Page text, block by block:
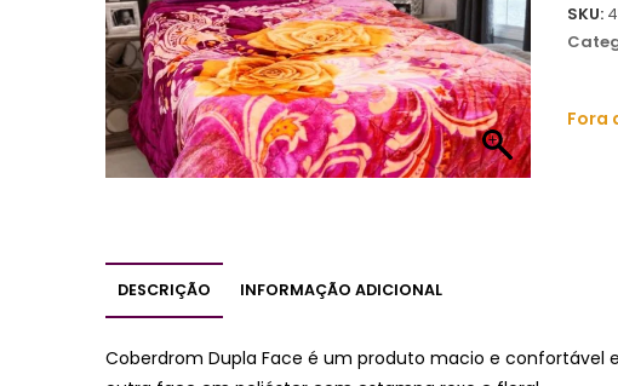
SKU:
Fora
DESCRIÇÃO INFORMAÇÃO ADICIONAL
Coberdrom Dupla Face é um produto macio e confortável